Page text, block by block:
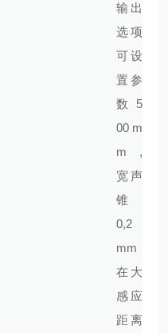
输出
选项
可设
置参
数 5
00 m
m ,
宽声
锥
0,2
mm
在大
感应
距离